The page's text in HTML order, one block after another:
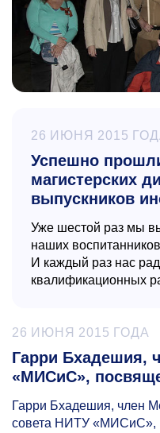
26 ИЮНЯ 2015
Успешно
магистерских
выпускников
Уже шестой раз мы
наших
И каждый раз нас
квалификационных
26 ИЮНЯ 2015 ГОДА
Гарри Бхадешия,
«МИСиС»,
Гарри Бхадешия, член
совета НИТУ «МИСиС»,